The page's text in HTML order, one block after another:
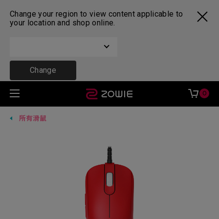
Change your region to view content applicable to
your location and shop online.
Change
0
所有滑鼠